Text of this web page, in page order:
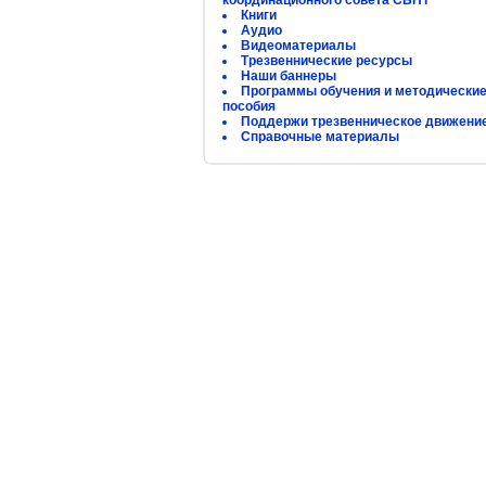
Книги
Аудио
Видеоматериалы
Трезвеннические ресурсы
Наши баннеры
Программы обучения и методические
пособия
Поддержи трезвенническое
Справочные материалы